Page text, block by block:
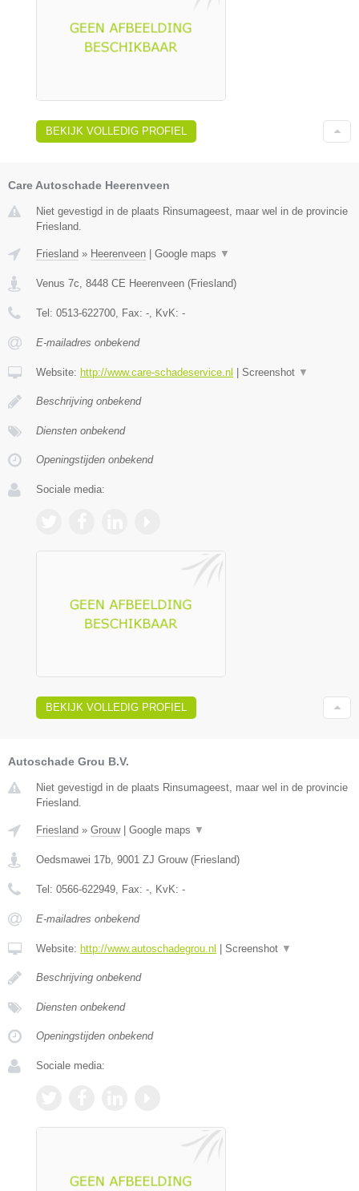
BEKIJK VOLLEDIG PROFIEL
Care Autoschade Heerenveen
Niet gevestigd in de plaats Rinsumageest, maar wel in de provincie
Friesland.
Friesland » Heerenveen | Google maps ▼
Venus 7c 8448 CE Heerenveen (Friesland)
Tel: 0513-622700 , Fax: - , KvK: -
E-mailadres onbekend
Website: http://www.care-schadeservice.nl | Screenshot ▼
Beschrijving onbekend
Diensten onbekend
Openingstijden onbekend
Sociale media:
BEKIJK VOLLEDIG PROFIEL
Autoschade Grou B.V.
Niet gevestigd in de plaats Rinsumageest, maar wel in de provincie
Friesland.
Friesland » Grouw| Google maps ▼
Oedsmawei 17b, 9001 ZJ Grouw(Friesland)
Tel: 0566-622949, Fax: -, KvK: -
E-mailadres onbekend
Website: http://www.autoschadegrou.nl Screenshot ▼
Beschrijving onbekend
Diensten onbekend
Openingstijden onbekend
Sociale media: